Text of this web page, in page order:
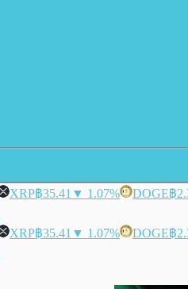
XRP฿35.41 ▼ 1.07% DOGE฿
XRP฿35.41 ▼ 1.07% DOGE฿